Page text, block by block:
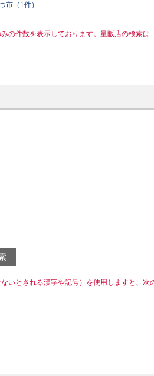
市（1件）
の件数を表示しております。量販店の検索は
いとされる漢字や記号）を使用しますと、次